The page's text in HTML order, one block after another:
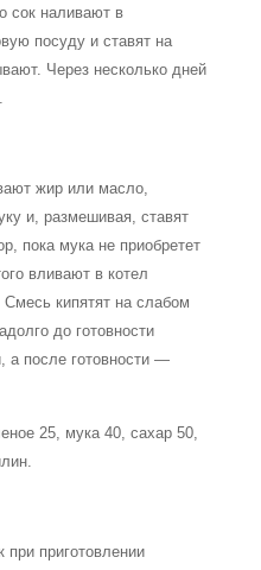
сок наливают в
посуду и ставят на
Через несколько дней
жир или масло,
и, размешивая, ставят
пока мука не приобретет
вливают в котел
Смесь кипятят на слабом
до готовности
а после готовности —
25, мука 40, сахар 50,
приготовлении